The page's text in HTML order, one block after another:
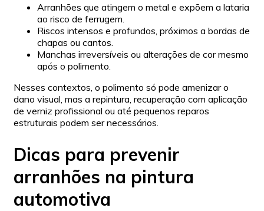
Arranhões que atingem o metal e expõem a lataria
ao risco de ferrugem.
Riscos intensos e profundos, próximos a bordas de
chapas ou cantos.
Manchas irreversíveis ou alterações de cor mesmo
após o polimento.
Nesses contextos, o polimento só pode amenizar o
dano visual, mas a repintura, recuperação com aplicação
de verniz profissional ou até pequenos reparos
estruturais podem ser necessários.
Dicas para prevenir
arranhões na pintura
automotiva